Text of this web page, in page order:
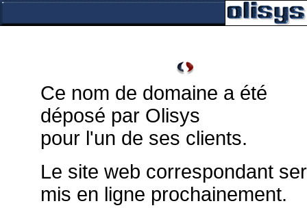
Ce nom de domaine a été
déposé par Olisys
pour l'un de ses clients.
Le site web correspondant
mis en ligne prochainement.